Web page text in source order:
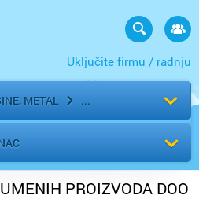
Uključite firmu / radnju
METAL
PROIZVODA DOO